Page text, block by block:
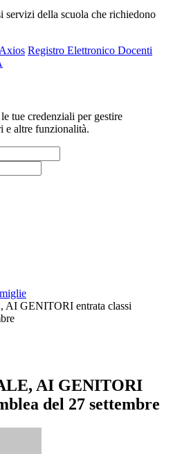
servizi della scuola che richiedono
Registro Elettronico Docenti
tue credenziali per gestire
e altre funzionalità.
GENITORI entrata classi
AI GENITORI
del 27 settembre